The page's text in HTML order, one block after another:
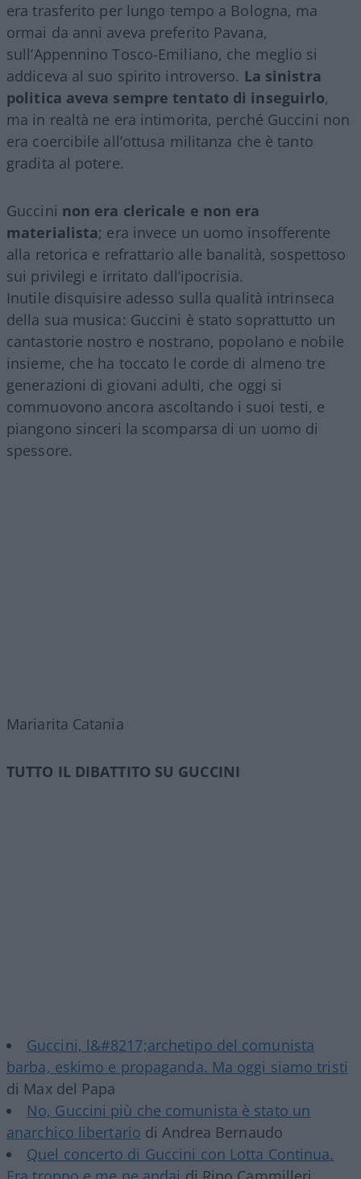
era trasferito per lungo tempo a Bologna, ma
ormai da anni aveva preferito Pavana,
sull’Appennino Tosco-Emiliano, che meglio si
addiceva al suo spirito introverso. La sinistra
politica aveva sempre tentato di inseguirlo,
ma in realtà ne era intimorita, perché Guccini non
era coercibile all’ottusa militanza che è tanto
gradita al potere.
Guccini non era clericale e non era
materialista; era invece un uomo insofferente
alla retorica e refrattario alle banalità, sospettoso
sui privilegi e irritato dall’ipocrisia.
Inutile disquisire adesso sulla qualità intrinseca
della sua musica: Guccini è stato soprattutto un
cantastorie nostro e nostrano, popolano e nobile
insieme, che ha toccato le corde di almeno tre
generazioni di giovani adulti, che oggi si
commuovono ancora ascoltando i suoi testi, e
piangono sinceri la scomparsa di un uomo di
spessore.
Mariarita Catania
TUTTO IL DIBATTITO SU GUCCINI
Guccini, l&#8217;archetipo del comunista
barba, eskimo e propaganda. Ma oggi siamo tristi
di Max del Papa
No, Guccini più che comunista è stato un
anarchico libertario di Andrea Bernaudo
Quel concerto di Guccini con Lotta Continua.